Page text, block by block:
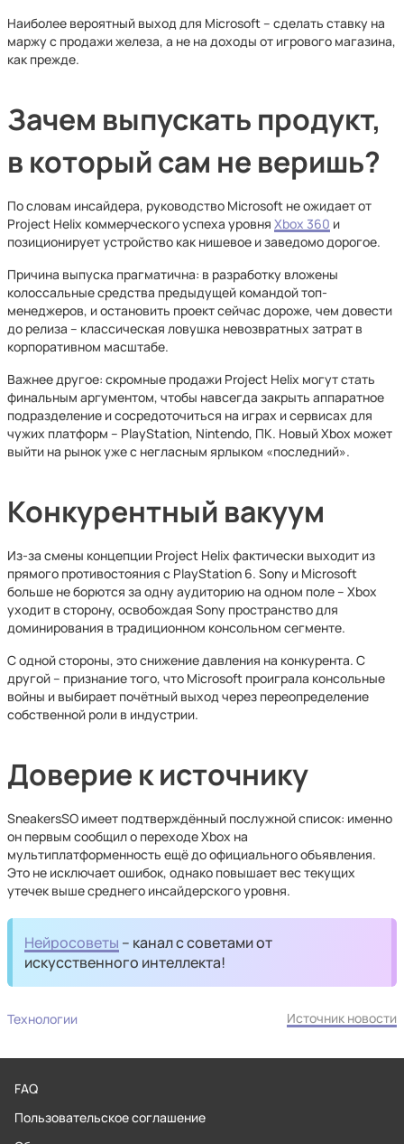
Наиболее вероятный выход для Microsoft – сделать ставку на
маржу с продажи железа, а не на доходы от игрового магазина,
как прежде.
Зачем выпускать продукт,
в который сам не веришь?
По словам инсайдера, руководство Microsoft не ожидает от
Project Helix коммерческого успеха уровня Xbox 360 и
позиционирует устройство как нишевое и заведомо дорогое.
Причина выпуска прагматична: в разработку вложены
колоссальные средства предыдущей командой топ-
менеджеров, и остановить проект сейчас дороже, чем довести
до релиза – классическая ловушка невозвратных затрат в
корпоративном масштабе.
Важнее другое: скромные продажи Project Helix могут стать
финальным аргументом, чтобы навсегда закрыть аппаратное
подразделение и сосредоточиться на играх и сервисах для
чужих платформ – PlayStation, Nintendo, ПК. Новый Xbox может
выйти на рынок уже с негласным ярлыком «последний».
Конкурентный вакуум
Из-за смены концепции Project Helix фактически выходит из
прямого противостояния с PlayStation 6. Sony и Microsoft
больше не борются за одну аудиторию на одном поле – Xbox
уходит в сторону, освобождая Sony пространство для
доминирования в традиционном консольном сегменте.
С одной стороны, это снижение давления на конкурента. С
другой – признание того, что Microsoft проиграла консольные
войны и выбирает почётный выход через переопределение
собственной роли в индустрии.
Доверие к источнику
SneakersSO имеет подтверждённый послужной список: именно
он первым сообщил о переходе Xbox на
мультиплатформенность ещё до официального объявления.
Это не исключает ошибок, однако повышает вес текущих
утечек выше среднего инсайдерского уровня.
Нейросоветы – канал с советами от
искусственного интеллекта!
Технологии Источник новости
FAQ
Пользовательское соглашение